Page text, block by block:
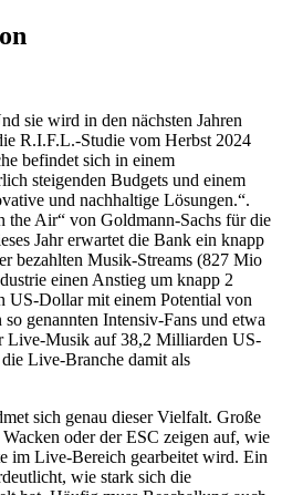
sie wird in den nächsten Jahren
R.I.F.L.-Studie vom Herbst 2024
befindet sich in einem
steigenden Budgets und einem
und nachhaltige Lösungen.“.
the Air“ von Goldmann-Sachs für die
Jahr erwartet die Bank ein knapp
bezahlten Musik-Streams (827 Mio
einen Anstieg um knapp 2
Dollar mit einem Potential von
genannten Intensiv-Fans und etwa
Live-Musik auf 38,2 Milliarden US-
Live-Branche damit als
sich genau dieser Vielfalt. Große
oder der ESC zeigen auf, wie
im Live-Bereich gearbeitet wird. Ein
wie stark sich die